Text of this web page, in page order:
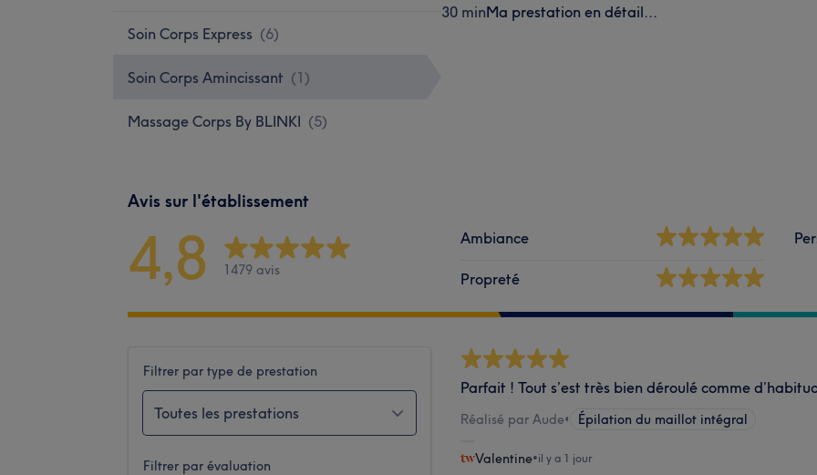
Soin Corps Express (6)
Soin Corps Amincissant (1 )
Massage Corps By BLINKI (5)
30 minMa prestation en détail...
Avis sur l'établissement
4,8 1479 avis
Ambiance
Propreté
Filtrer par type de prestation
Toutes les prestations
Filtrer par évaluation
Parfait ! Tout s’est très bien déroulé comme
Réalisé par Aude• Épilation du maillot intégral
Valentine•il y a 1 jour